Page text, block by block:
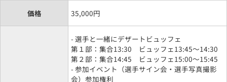
価格 35,000円
- 選手と一緒にデザートビュッフェ
第１部：集合13:30 ビュッフェ13:45～14:30
第２部：集合14:45 ビュッフェ15:00～15:45
- 参加イベント（選手サイン会・選手写真撮影
会）参加権利